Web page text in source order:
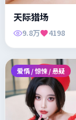
天际猎场
9.8万 4198
爱情 / 惊悚 / 悬疑